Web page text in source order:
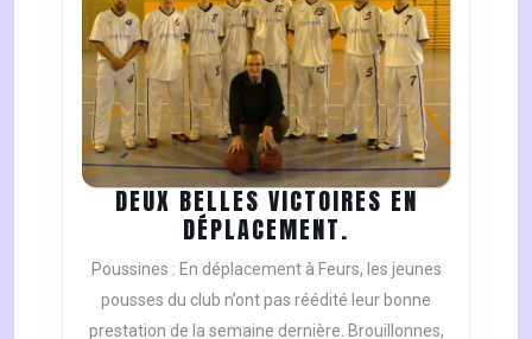
DEUX BELLES VICTOIRES EN
DÉPLACEMENT.
BELLES
VICTOIRES
EN
Poussines : En déplacement à Feurs, les jeunes
pousses du club n’ont pas réédité leur bonne
prestation de la semaine dernière. Brouillonnes,